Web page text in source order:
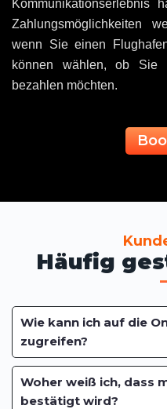
Kommunikationserlebnis
Zahlungsmöglichkeiten
wenn Sie einen
können wählen, ob Sie
bezahlen möchten.
Häufig
Wie kann ich auf die
zugreifen?
Woher weiß ich, dass
bestätigt wird?